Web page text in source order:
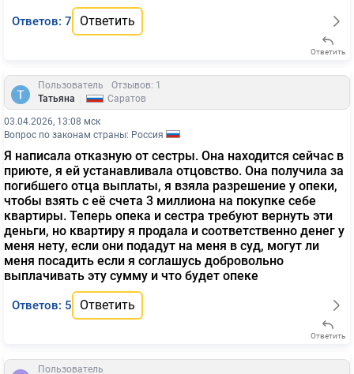
Ответов: 7 Ответить
Ответить
Пользователь
Отзывов: 1
Татьяна
Саратов
03.04.2026, 13:08 мск
Вопрос по законам страны: Россия
Я написала отказную от сестры. Она находится сейчас в
приюте, я ей устанавливала отцовство. Она получила за
погибшего отца выплаты, я взяла разрешение у опеки,
чтобы взять с её счета 3 миллиона на покупке себе
квартиры. Теперь опека и сестра требуют вернуть эти
деньги, но квартиру я продала и соответственно денег у
меня нету, если они подадут на меня в суд, могут ли
меня посадить если я соглашусь добровольно
выплачивать эту сумму и что будет опеке
Ответов: 5 Ответить
Ответить
Пользователь